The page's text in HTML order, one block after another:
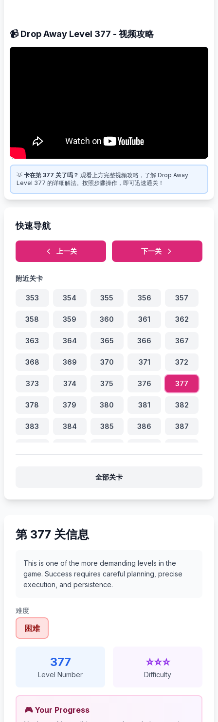
📹 Drop Away Level 377 - 视频攻略
💡 卡在第 377 关了吗？ 观看上方完整视频攻略，了解 Drop Away
Level 377 的详细解法。按照步骤操作，即可迅速通关！
快速导航
上一关 下一关
附近关卡
353 354 355 356 357
358 359 360 361 362
363 364 365 366 367
368 369 370 371 372
373 374 375 376 377
378 379 380 381 382
383 384 385 386 387
全部关卡
第 377 关信息
This is one of the more demanding levels in the
game. Success requires careful planning, precise
execution, and persistence.
难度
困难
377
Level Number
⭐⭐⭐
Difficulty
🎮 Your Progress